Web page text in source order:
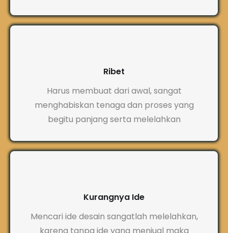
Ribet
Harus membuat dari awal, sangat
menghabiskan tenaga dan proses yang
begitu panjang serta melelahkan
Kurangnya Ide
Mencari ide desain sangatlah melelahkan,